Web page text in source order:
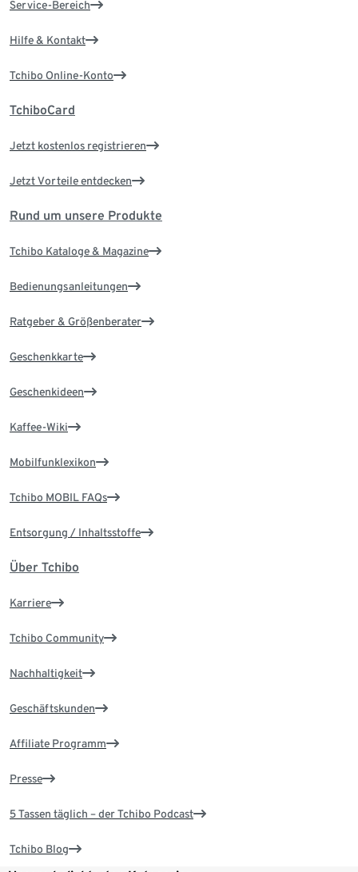
Service-Bereich
Hilfe & Kontakt
Tchibo Online-Konto
TchiboCard
Jetzt kostenlos registrieren
Jetzt Vorteile entdecken
Rund um unsere Produkte
Tchibo Kataloge & Magazine
Bedienungsanleitungen
Ratgeber & Größenberater
Geschenkkarte
Geschenkideen
Kaffee-Wiki
Mobilfunklexikon
Tchibo MOBIL FAQs
Entsorgung / Inhaltsstoffe
Über Tchibo
Karriere
Tchibo Community
Nachhaltigkeit
Geschäftskunden
Affiliate Programm
Presse
5 Tassen täglich – der Tchibo Podcast
Tchibo Blog